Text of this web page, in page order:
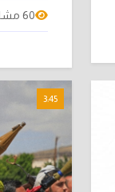
60 مشاهدة
3:45